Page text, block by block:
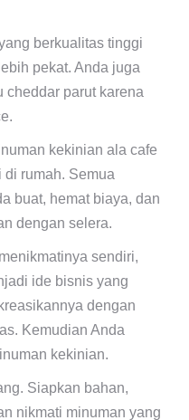
berkualitas tinggi
pekat. Anda juga
cheddar parut karena
kekinian ala cafe
rumah. Semua
buat, hemat biaya, dan
dengan selera.
sendiri,
ide bisnis yang
dengan
Kemudian Anda
kekinian.
Siapkan bahan,
nikmati minuman yang